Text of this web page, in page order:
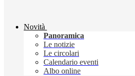
Novità
Panoramica
Le notizie
Le circolari
Calendario eventi
Albo online